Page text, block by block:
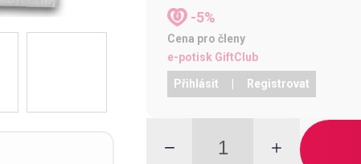
-5%
Cena pro členy
e-potisk GiftClub
Přihlásit Registrovat